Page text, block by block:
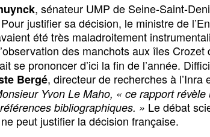
, sénateur UMP de Seine-Saint-
justifier sa décision, le ministre de
été très maladroitement
des manchots aux îles
se prononcer d’ici la fin de l’année.
Bergé, directeur de recherches à l’Inra
Yvon Le Maho, « ce rapport
bibliographiques. » Le débat
peut justifier la décision française.